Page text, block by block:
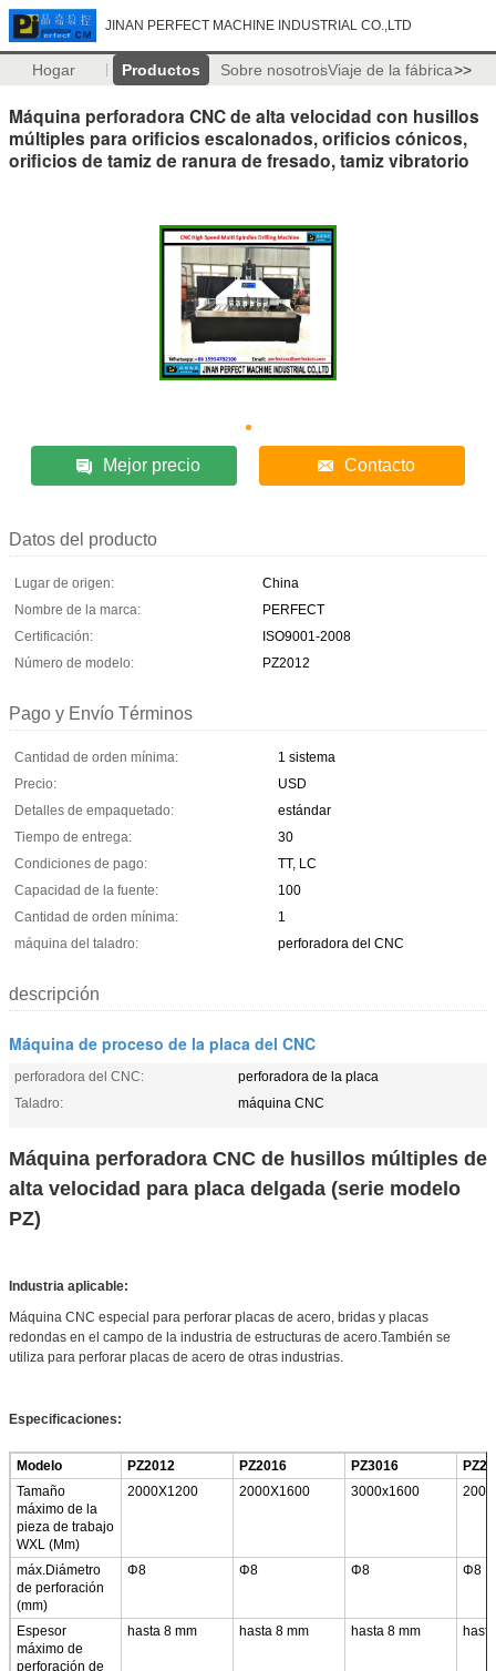
JINAN PERFECT MACHINE INDUSTRIAL CO.,LTD
Hogar Productos Sobre nosotrosViaje de la fábrica>>
Máquina perforadora CNC de alta velocidad con husillos
múltiples para orificios escalonados, orificios cónicos,
orificios de tamiz de ranura de fresado, tamiz vibratorio
Mejor precio Contacto
Datos del producto
Lugar de origen:
China
Nombre de la marca:
PERFECT
Certificación:
ISO9001-2008
Número de modelo:
PZ2012
Pago y Envío Términos
Cantidad de orden mínima:
1 sistema
Precio:
USD
Detalles de empaquetado:
estándar
Tiempo de entrega:
30
Condiciones de pago:
TT, LC
Capacidad de la fuente:
100
Cantidad de orden mínima:
1
máquina del taladro:
perforadora del CNC
descripción
Máquina de proceso de la placa del CNC
perforadora del CNC:
perforadora de la placa
Taladro:
máquina CNC
Máquina perforadora CNC de husillos múltiples de
alta velocidad para placa delgada (serie modelo
PZ)
Industria aplicable:
Máquina CNC especial para perforar placas de acero, bridas y placas
redondas en el campo de la industria de estructuras de acero.También se
utiliza para perforar placas de acero de otras industrias.
Especificaciones:
Modelo PZ2012 PZ2016 PZ3016
Tamaño
máximo de la
pieza de trabajo
WXL (Mm)
2000X1200 2000X1600 3000x1600
máx.Diámetro
de perforación
(mm)
Φ8 Φ8 Φ8 Φ8
Espesor
máximo de
perforación de
hasta 8 mm hasta 8 mm hasta 8 mm